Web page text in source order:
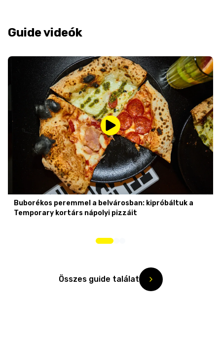
Guide videók
Buborékos peremmel a belvárosban: kipróbáltuk a
Temporary kortárs nápolyi pizzáit
Összes guide találat